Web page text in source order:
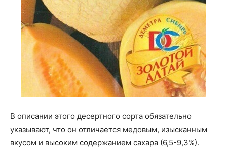
В описании этого десертного сорта обязательно
указывают, что он отличается медовым, изысканным
вкусом и высоким содержанием сахара (6,5-9,3%).